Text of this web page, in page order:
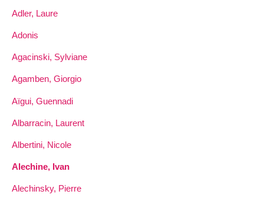
Adler, Laure
Adonis
Agacinski, Sylviane
Agamben, Giorgio
Aïgui, Guennadi
Albarracin, Laurent
Albertini, Nicole
Alechine, Ivan
Alechinsky, Pierre